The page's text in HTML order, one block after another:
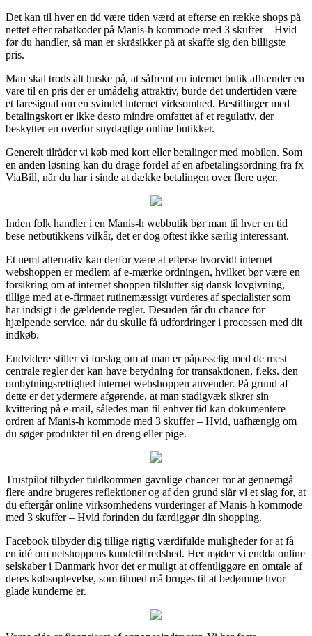
Det kan til hver en tid være tiden værd at efterse en række shops på
nettet efter rabatkoder på Manis-h kommode med 3 skuffer – Hvid
før du handler, så man er skråsikker på at skaffe sig den billigste
pris.
Man skal trods alt huske på, at såfremt en internet butik afhænder en
vare til en pris der er umådelig attraktiv, burde det undertiden være
et faresignal om en svindel internet virksomhed. Bestillinger med
betalingskort er ikke desto mindre omfattet af et regulativ, der
beskytter en overfor snydagtige online butikker.
Generelt tilråder vi køb med kort eller betalinger med mobilen. Som
en anden løsning kan du drage fordel af en afbetalingsordning fra fx
ViaBill, når du har i sinde at dække betalingen over flere uger.
Inden folk handler i en Manis-h webbutik bør man til hver en tid
bese netbutikkens vilkår, det er dog oftest ikke særlig interessant.
Et nemt alternativ kan derfor være at efterse hvorvidt internet
webshoppen er medlem af e-mærke ordningen, hvilket bør være en
forsikring om at internet shoppen tilslutter sig dansk lovgivning,
tillige med at e-firmaet rutinemæssigt vurderes af specialister som
har indsigt i de gældende regler. Desuden får du chance for
hjælpende service, når du skulle få udfordringer i processen med dit
indkøb.
Endvidere stiller vi forslag om at man er påpasselig med de mest
centrale regler der kan have betydning for transaktionen, f.eks. den
ombytningsrettighed internet webshoppen anvender. På grund af
dette er det ydermere afgørende, at man stadigvæk sikrer sin
kvittering på e-mail, således man til enhver tid kan dokumentere
ordren af Manis-h kommode med 3 skuffer – Hvid, uafhængig om
du søger produkter til en dreng eller pige.
Trustpilot tilbyder fuldkommen gavnlige chancer for at gennemgå
flere andre brugeres reflektioner og af den grund slår vi et slag for, at
du eftergår online virksomhedens vurderinger af Manis-h kommode
med 3 skuffer – Hvid forinden du færdiggør din shopping.
Facebook tilbyder dig tillige rigtig værdifulde muligheder for at få
en idé om netshoppens kundetilfredshed. Her møder vi endda online
selskaber i Danmark hvor det er muligt at offentliggøre en omtale af
deres købsoplevelse, som tilmed må bruges til at bedømme hvor
glade kunderne er.